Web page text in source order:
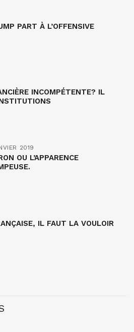
PART À L’OFFENSIVE
INCOMPÉTENTE? IL
2019
OU L’APPARENCE
IL FAUT LA VOULOIR